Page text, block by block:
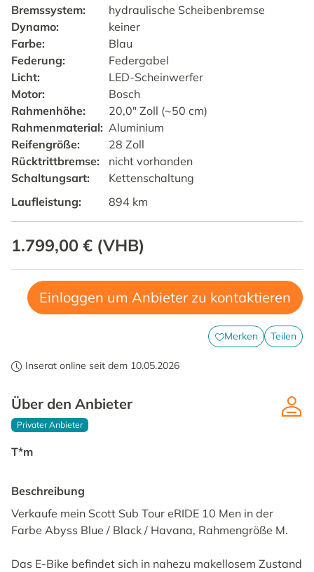
Bremssystem:
hydraulische Scheibenbremse
Dynamo:
keiner
Farbe:
Blau
Federung:
Federgabel
Licht:
LED-Scheinwerfer
Motor:
Bosch
Rahmenhöhe:
20,0" Zoll (~50 cm)
Rahmenmaterial: Aluminium
Reifengröße:
28 Zoll
Rücktrittbremse:
nicht vorhanden
Schaltungsart:
Kettenschaltung
Laufleistung: 894 km
1.799,00 € (VHB)
Einloggen um Anbieter zu kontaktieren
Merken Teilen
Inserat online seit dem 10.05.2026
Über den Anbieter
Privater Anbieter
T*m
Beschreibung
Verkaufe mein Scott Sub Tour eRIDE 10 Men in der
Farbe Abyss Blue / Black / Havana, Rahmengröße M.
Das E-Bike befindet sich in nahezu makellosem Zustand